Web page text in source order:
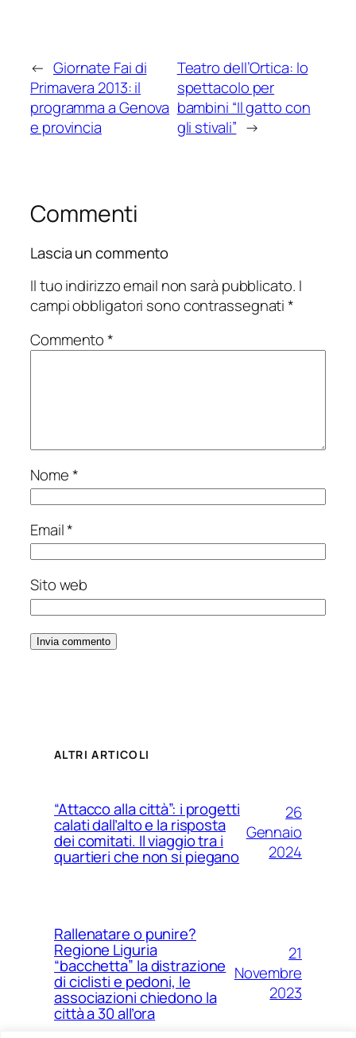
← Giornate Fai di
Primavera 2013: il
programma a Genova
e provincia
Teatro dell’Ortica: lo
spettacolo per
bambini “Il gatto con
gli stivali” →
Commenti
Lascia un commento
Il tuo indirizzo email non sarà pubblicato. I
campi obbligatori sono contrassegnati*
Commento*
Nome*
Email*
Sito web
ALTRI ARTICOLI
“Attacco alla città”: i progetti
calati dall’alto e la risposta
dei comitati. Il viaggio tra i
quartieri che non si piegano
26
Gennaio
2024
Rallenatare o punire?
Regione Liguria
“bacchetta” la distrazione
di ciclisti e pedoni, le
associazioni chiedono la
città a 30 all’ora
21
Novembre
2023